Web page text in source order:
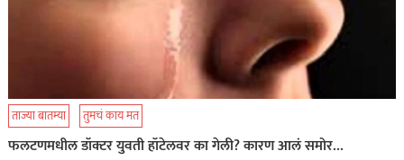
ताज्या बातम्या तुमचं काय मत
फलटणमधील डॉक्टर युवती हॉटेलवर का गेली? कारण आलं समोर…